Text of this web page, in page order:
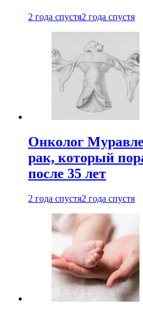
2 года спустя2 года спустя
Онколог
рак, который
после 35 лет
2 года спустя2 года спустя